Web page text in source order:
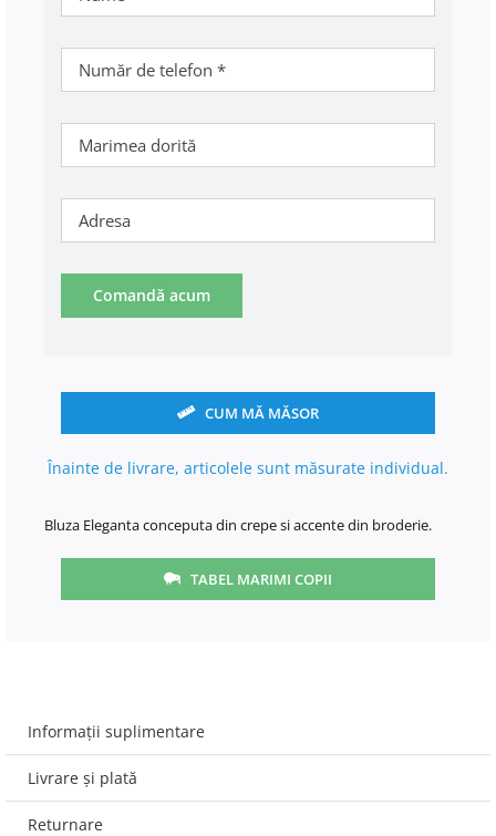
Comandă acum
CUM MĂ MĂSOR
Înainte de livrare, articolele sunt măsurate individual.
Bluza Eleganta conceputa din crepe si accente din broderie.
TABEL MARIMI COPII
Informații suplimentare
Livrare și plată
Returnare